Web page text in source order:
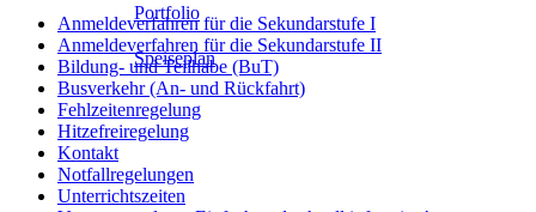
Portfolio
Speiseplan
Anmeldeverfahren für die Sekundarstufe I
Anmeldeverfahren für die Sekundarstufe II
Bildung- und Teilhabe (BuT)
Busverkehr (An- und Rückfahrt)
Fehlzeitenregelung
Hitzefreiregelung
Kontakt
Notfallregelungen
Unterrichtszeiten